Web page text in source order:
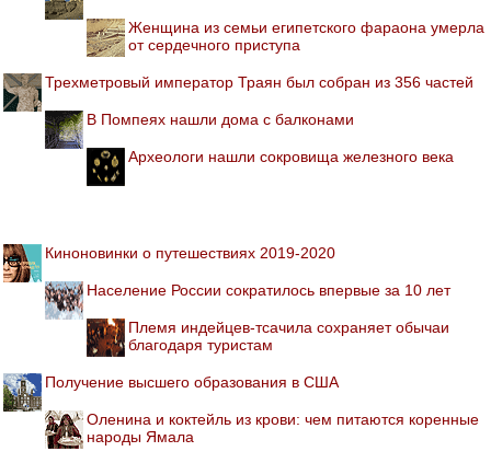
Женщина из семьи египетского фараона умерла
от сердечного приступа
Трехметровый император Траян был собран из 356 частей
В Помпеях нашли дома с балконами
Археологи нашли сокровища железного века
Киноновинки о путешествиях 2019-2020
Население России сократилось впервые за 10 лет
Племя индейцев-тсачила сохраняет обычаи
благодаря туристам
Получение высшего образования в США
Оленина и коктейль из крови: чем питаются коренные
народы Ямала